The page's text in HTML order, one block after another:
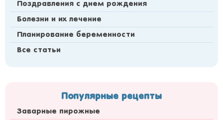
Поздравления с днем рождения
Болезни и их лечение
Планирование беременности
Все статьи
Популярные рецепты
Заварные пирожные